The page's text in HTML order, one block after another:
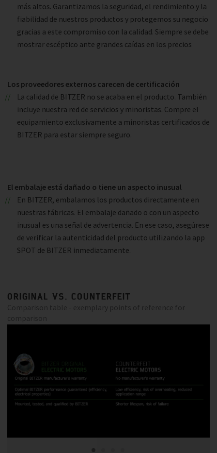
más altos. Garantizamos la seguridad, el rendimiento y la
fiabilidad de nuestros productos y protegemos su negocio
gracias a este compromiso con la calidad. Siempre se debe
mostrar escéptico ante grandes caídas en los precios
Los proveedores externos carecen de certificación
La calidad de BITZER no se acaba en el producto. También
incluye nuestra red de servicios y minoristas. Compre el
equipamiento exclusivamente a minoristas certificados de
BITZER para estar siempre seguro.
El embalaje está dañado o tiene un aspecto inusual
En BITZER, embalamos los productos directamente en
nuestras fábricas. El embalaje dañado o con un aspecto
inusual es una señal de advertencia. En ese caso, asegúrese
de verificar la autenticidad del producto utilizando la app
SPOT de BITZER inmediatamente.
ORIGINAL VS. COUNTERFEIT
Comparison table - exemplary points of reference for
comparison